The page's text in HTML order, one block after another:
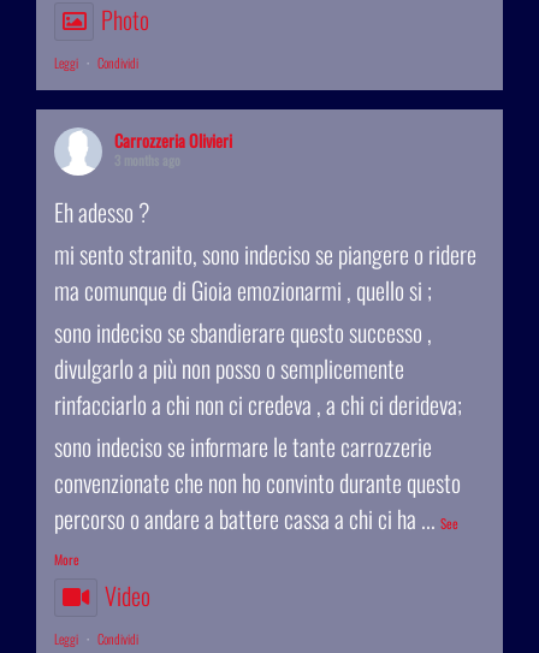
Photo
Leggi · Condividi
Carrozzeria Olivieri
Eh adesso ?
mi sento stranito, sono indeciso se piangere o ridere
ma comunque di Gioia emozionarmi , quello si ;
sono indeciso se sbandierare questo successo ,
divulgarlo a più non posso o semplicemente
rinfacciarlo a chi non ci credeva , a chi ci derideva;
sono indeciso se informare le tante carrozzerie
convenzionate che non ho convinto durante questo
percorso o andare a battere cassa a chi ci ha ... See
More
Video
Leggi · Condividi